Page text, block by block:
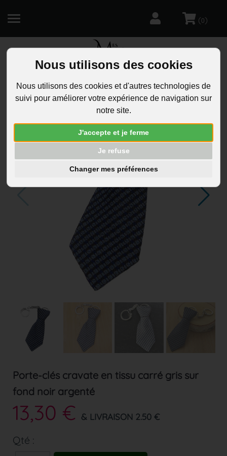
Nous utilisons des cookies
Nous utilisons des cookies et d'autres technologies de
suivi pour améliorer votre expérience de navigation sur
notre site.
J'accepte et je ferme
Je refuse
Changer mes préférences
(0)
Porte-clés cravate en tissu carré gris sur
fond noir argenté
13,30 € & LIVRAISON 2.50 €
Qté :